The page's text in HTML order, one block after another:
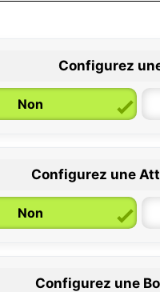
Configurez
Non
0 / 6 mois
Configurez une
Non
Configurez une